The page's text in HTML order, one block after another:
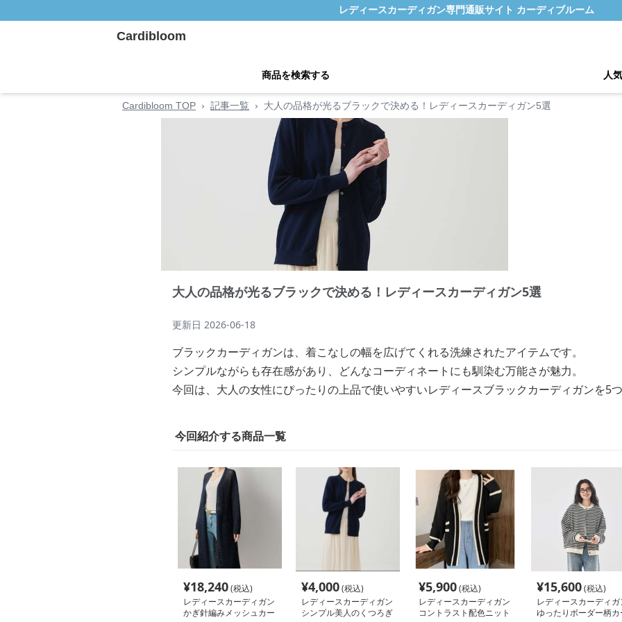
レディースカーディガン専門通販サイト カーディブルーム
Cardibloom
商品を検索する 人
Cardibloom TOP › 記事一覧 › 大人の品格が光るブラックで決める！レディースカーディガン5選
大人の品格が光るブラックで決める！レディースカーディガン5選
更新日 2026-06-18
ブラックカーディガンは、着こなしの幅を広げてくれる洗練されたアイテムです。
シンプルながらも存在感があり、どんなコーディネートにも馴染む万能さが魅力。
今回は、大人の女性にぴったりの上品で使いやすいレディースブラックカーディガンを5
今回紹介する商品一覧
¥18,240(税込)
レディースカーディガン
かぎ針編みメッシュカー
¥4,000(税込)
レディースカーディガン
シンプル美人のくつろぎ
¥5,900(税込)
レディースカーディガン
コントラスト配色ニット
¥15,600(税込)
レディースカーディガ
ゆったりボーダー柄カ